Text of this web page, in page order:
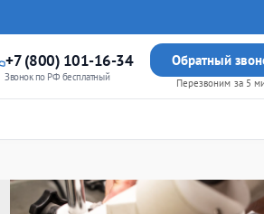
+7 (800) 101-16-34
Звонок по РФ бесплатный
Обратный
Перезвоним за 5